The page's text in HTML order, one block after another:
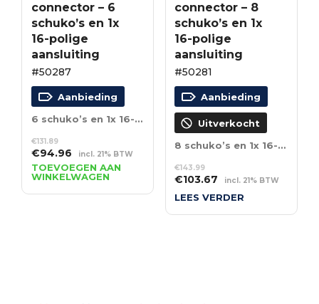
connector – 6
schuko’s en 1x
16-polige
aansluiting
#50287
Aanbieding
6 schuko’s en 1x 16-polige aansluiting
€131.89
Oorspronkelijke
prijs
was:
€131.89.
€94.96Huidige
prijs
is:
€94.96.
incl. 21% BTW
TOEVOEGEN AAN
WINKELWAGEN
connector – 8
schuko’s en 1x
16-polige
aansluiting
#50281
Aanbieding
Uitverkocht
8 schuko’s en 1x 16-polige aansluiting
€143.99
Oorspronkelijke
prijs
€143.99.
€103.67 Huidige
prijs
€103.67.
incl. 21% BTW
LEES VERDER